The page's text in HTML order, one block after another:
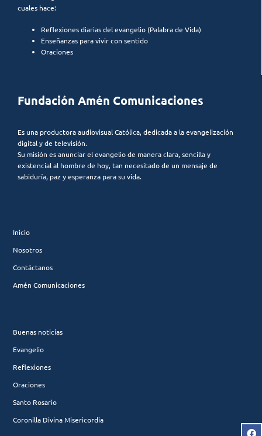
cuales hace:
Reflexiones diarias del evangelio (Palabra de Vida)
Enseñanzas para vivir con sentido
Oraciones
Fundación Amén Comunicaciones
Es una productora audiovisual Católica, dedicada a la evangelización
digital y de televisión.
Su misión es anunciar el evangelio de manera clara, sencilla y
existencial al hombre de hoy, tan necesitado de un mensaje de
sabiduría, paz y esperanza para su vida.
Inicio
Nosotros
Contáctanos
Amén Comunicaciones
Buenas noticias
Evangelio
Reflexiones
Oraciones
Santo Rosario
Coronilla Divina Misericordia